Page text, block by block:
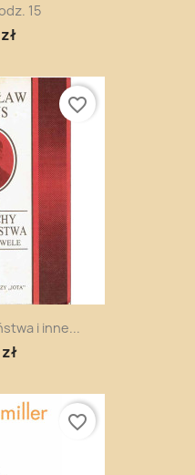
15
i inne...
favorite_border
favorite_border